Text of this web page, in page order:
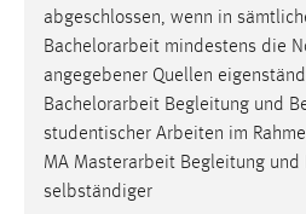
abgeschlossen, wenn in
Bachelorarbeit mindestens die
angegebener Quellen
Bachelorarbeit Begleitung und
studentischer Arbeiten im
MA Masterarbeit Begleitung und
selbständiger